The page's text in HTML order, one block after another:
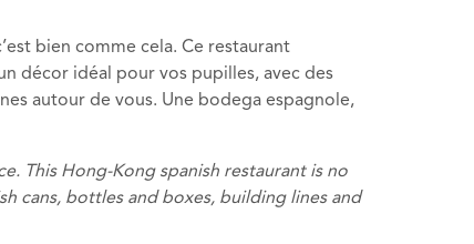
bien comme cela. Ce restaurant
décor idéal pour vos pupilles, avec des
autour de vous. Une bodega espagnole,
This Hong-Kong spanish restaurant is no
cans, bottles and boxes, building lines and